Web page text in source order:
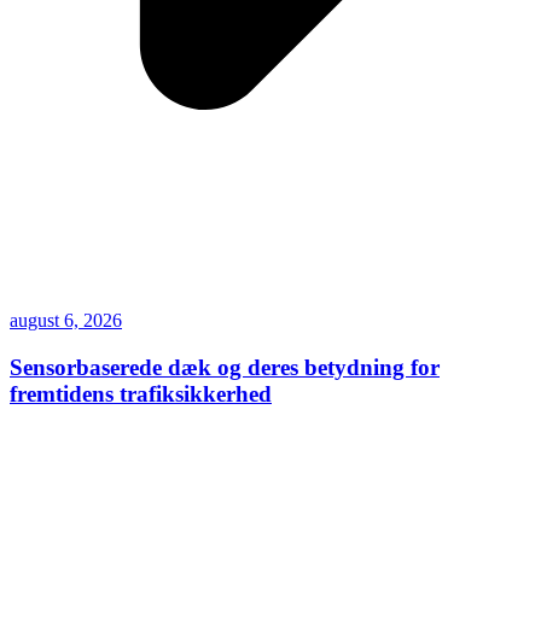
august 6, 2026
Sensorbaserede dæk og deres betydning for
fremtidens trafiksikkerhed